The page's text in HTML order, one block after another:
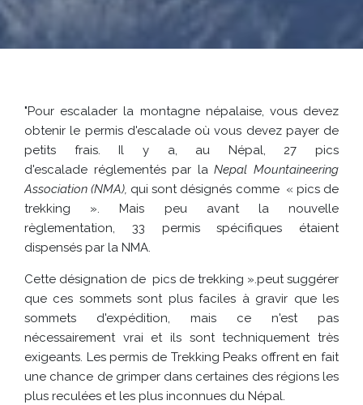
"Pour escalader la montagne népalaise, vous devez
obtenir le permis d'escalade où vous devez payer de
petits frais. Il y a, au Népal, 27 pics
d'escalade réglementés par laNepal Mountaineering
Association (NMA), qui sont désignés comme « pics de
trekking ». Mais peu avant la nouvelle
règlementation, 33 permis spécifiques étaient
dispensés par la NMA.
Cette désignation de pics de trekking ».peut suggérer
que ces sommets sont plus faciles à gravir que les
sommets d'expédition, mais ce n'est pas
nécessairement vrai et ils sont techniquement très
exigeants. Les permis de Trekking Peaks offrent en fait
une chance de grimper dans certaines des régions les
plus reculées et les plus inconnues du Népal.